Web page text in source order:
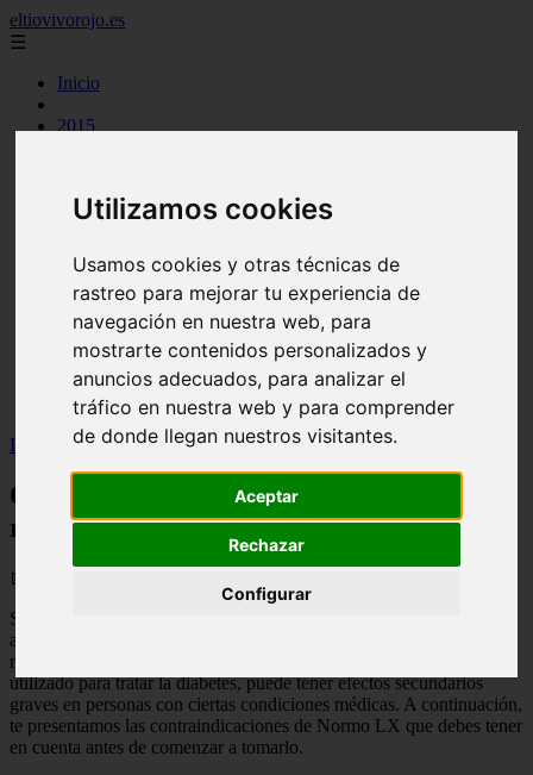
Utilizamos cookies
Usamos cookies y otras técnicas de
rastreo para mejorar tu experiencia de
navegación en nuestra web, para
mostrarte contenidos personalizados y
anuncios adecuados, para analizar el
tráfico en nuestra web y para comprender
de donde llegan nuestros visitantes.
Aceptar
Rechazar
Configurar
eltiovivorojo.es
☰
Inicio
2015
comidas
huevos
mariscos
otros
postres
producto
reposteria
venezuela
verduras
Inicio
recetas >Contraindicaciones normo lx: conoce los riesgos
Contraindicaciones normo lx: conoce los
riesgos
📅 12/05/2025
Si sufres de hipertensión arterial, enfermedad renal o hepática, o
alguna enfermedad del corazón, es importante que conozcas los
riesgos asociados al consumo de Normo LX. Este medicamento,
utilizado para tratar la diabetes, puede tener efectos secundarios
graves en personas con ciertas condiciones médicas. A continuación,
te presentamos las contraindicaciones de Normo LX que debes tener
en cuenta antes de comenzar a tomarlo.